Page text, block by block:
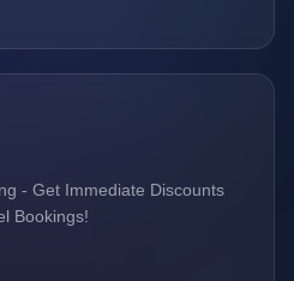
- Get Immediate Discounts
Bookings!